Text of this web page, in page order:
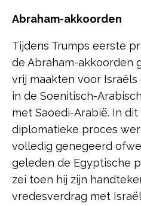
Abraham-akkoorden
Tijdens Trumps eerste
de Abraham-akkoorden
vrij maakten voor
in de Soenitisch-
met Saoedi-Arabië. In
diplomatieke proces
volledig genegeerd
geleden de Egyptische
zei toen hij zijn
vredesverdrag met